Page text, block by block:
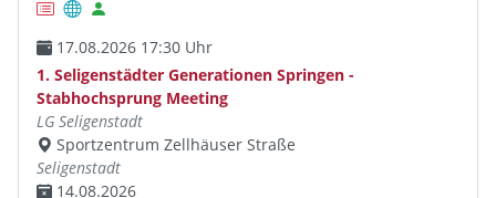
17.08.2026 17:30 Uhr
1. Seligenstädter Generationen Springen -
Stabhochsprung Meeting
LG Seligenstadt
Sportzentrum Zellhäuser Straße
Seligenstadt
14.08.2026